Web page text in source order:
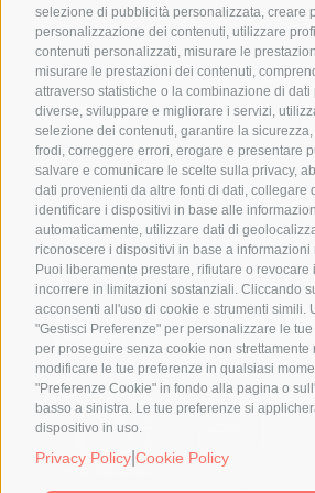
selezione di pubblicità personalizzata, creare
personalizzazione dei contenuti, utilizzare
contenuti personalizzati, misurare le
misurare le prestazioni dei contenuti,
attraverso statistiche o la combinazione di dati
diverse, sviluppare e migliorare i servizi,
selezione dei contenuti, garantire la
frodi, correggere errori, erogare e presentare
salvare e comunicare le scelte sulla privacy,
dati provenienti da altre fonti di dati, collegare
identificare i dispositivi in base alle
automaticamente, utilizzare dati di
riconoscere i dispositivi in base a informazioni
Puoi liberamente prestare, rifiutare o
incorrere in limitazioni sostanziali. Cliccando
acconsenti all'uso di cookie e strumenti simili.
"Gestisci Preferenze" per personalizzare le
per proseguire senza cookie non strettamente
modificare le tue preferenze in qualsiasi
"Preferenze Cookie" in fondo alla pagina o
basso a sinistra. Le tue preferenze si
dispositivo in uso.
Privacy Policy Cookie Policy
Copyright © 2024 Jump Group
Reserved | Cap. Soc. 10.000,00 €.
Privacy Policy|Cookie Policy|
Obbligo Trasparenza L. 124/2017
Politica ISO9001 |Segnalazioni
Responsabilità di comunicazione
2027 |Politica di parità